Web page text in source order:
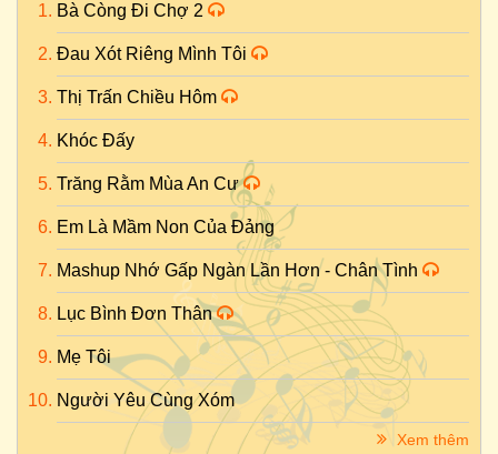
Bà Còng Đi Chợ 2
Đau Xót Riêng Mình Tôi
Thị Trấn Chiều Hôm
Khóc Đấy
Trăng Rằm Mùa An Cư
Em Là Mầm Non Của Đảng
Mashup Nhớ Gấp Ngàn Lần Hơn - Chân Tình
Lục Bình Đơn Thân
Mẹ Tôi
Người Yêu Cùng Xóm
Xem thêm